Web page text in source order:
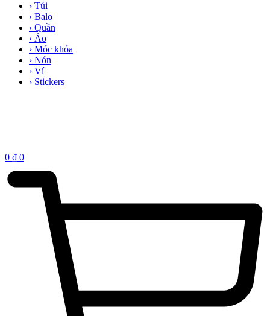
› Túi
› Balo
› Quần
› Áo
› Móc khóa
› Nón
› Ví
› Stickers
0 ₫ 0